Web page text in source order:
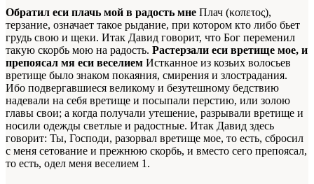
Обратил еси плачь мой в радость мне Плач (κοπετος),
терзание, означает такое рыдание, при котором кто либо бьет
грудь свою и щеки. Итак Давид говорит, что Бог переменил
такую скорбь мою на радость. Растерзали еси вретище мое, и
препоясал мя еси веселием Истканное из козьих волосьев
вретище было знаком покаяния, смирения и злострадания.
Ибо подвергавшиеся великому и безутешному бедствию
надевали на себя вретище и посыпали перстию, или золою
главы свои; а когда получали утешение, разрывали вретище и
носили одежды светлые и радостные. Итак Давид здесь
говорит: Ты, Господи, разорвал вретище мое, то есть, сбросил
с меня сетование и прежнюю скорбь, и вместо сего препоясал,
то есть, одел меня веселием 1 .